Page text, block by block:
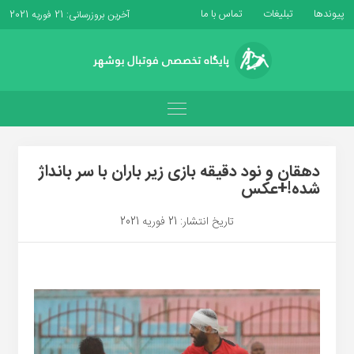
پیوندها تبلیغات تماس با ما آخرین بروزرسانی: 21 فوریه 2021
دهقان و نود دقیقه بازی زیر باران با سر بانداژ
شده!+عکس
تاریخ انتشار: 21 فوریه 2021